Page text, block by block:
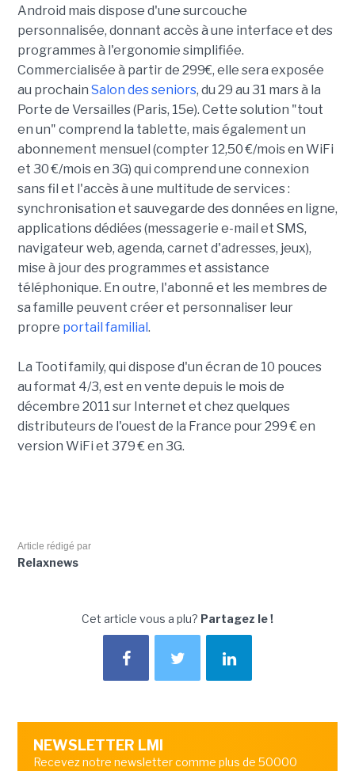
Android mais dispose d'une surcouche
personnalisée, donnant accès à une interface et des
programmes à l'ergonomie simplifiée.
Commercialisée à partir de 299€, elle sera exposée
au prochain Salon des seniors, du 29 au 31 mars à la
Porte de Versailles (Paris, 15e). Cette solution "tout
en un" comprend la tablette, mais également un
abonnement mensuel (compter 12,50 €/mois en WiFi
et 30 €/mois en 3G) qui comprend une connexion
sans fil et l'accès à une multitude de services :
synchronisation et sauvegarde des données en ligne,
applications dédiées (messagerie e-mail et SMS,
navigateur web, agenda, carnet d'adresses, jeux),
mise à jour des programmes et assistance
téléphonique. En outre, l'abonné et les membres de
sa famille peuvent créer et personnaliser leur
propre portail familial .
La Tooti family, qui dispose d'un écran de 10 pouces
au format 4/3, est en vente depuis le mois de
décembre 2011 sur Internet et chez quelques
distributeurs de l'ouest de la France pour 299 € en
version WiFi et 379 € en 3G.
Article rédigé par
Relaxnews
Cet article vous a plu? Partagez le !
NEWSLETTER LMI
Recevez notre newsletter comme plus de 50000